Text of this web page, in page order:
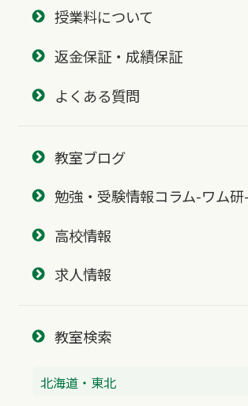
授業料について
返金保証・成績保証
よくある質問
教室ブログ
勉強・受験情報コラム-ワム研-
高校情報
求人情報
教室検索
北海道・東北